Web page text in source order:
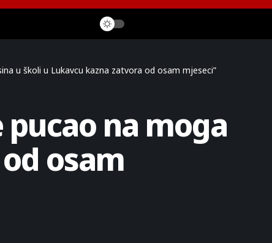
u školi u Lukavcu kazna zatvora od osam mjeseci”
na moga
osam